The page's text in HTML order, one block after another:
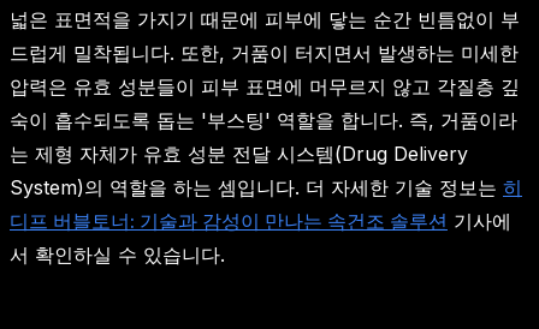
넓은 표면적을 가지기 때문에 피부에 닿는 순간 빈틈없이 부
드럽게 밀착됩니다. 또한, 거품이 터지면서 발생하는 미세한
압력은 유효 성분들이 피부 표면에 머무르지 않고 각질층 깊
숙이 흡수되도록 돕는 '부스팅' 역할을 합니다. 즉, 거품이라
는 제형 자체가 유효 성분 전달 시스템(Drug Delivery
System)의 역할을 하는 셈입니다. 더 자세한 기술 정보는 히
디프 버블토너: 기술과 감성이 만나는 속건조 솔루션 기사에
서 확인하실 수 있습니다.